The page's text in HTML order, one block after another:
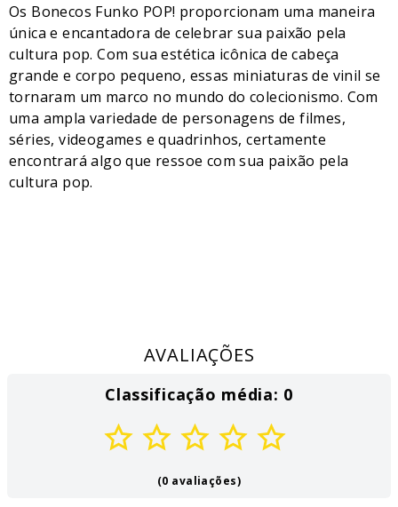
Os Bonecos Funko POP! proporcionam uma maneira
única e encantadora de celebrar sua paixão pela
cultura pop. Com sua estética icônica de cabeça
grande e corpo pequeno, essas miniaturas de vinil se
tornaram um marco no mundo do colecionismo. Com
uma ampla variedade de personagens de filmes,
séries, videogames e quadrinhos, certamente
encontrará algo que ressoe com sua paixão pela
cultura pop.
AVALIAÇÕES
Classificação média: 0
(0 avaliações)